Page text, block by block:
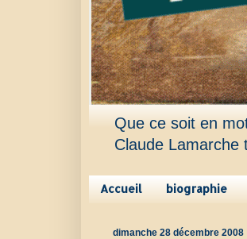
Que ce soit en
Claude Lamarche
Accueil biographie
dimanche 28 décembre 2008